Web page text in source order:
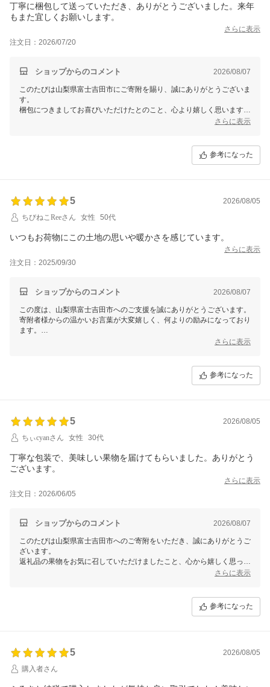
丁寧に梱包して送っていただき、ありがとうございました。来年
もまた宜しくお願いします。
さらに表示
注文日：2026/07/20
ショップからのコメント 2026/08/07
このたびは山梨県富士吉田市にご寄附を賜り、誠にありがとうございま
す。
梱包につきましてお喜びいただけたとのこと、心より嬉しく思います。
さらに表示
参考になった
5
2026/08/05
ちびねこReeさん
女性 50代
いつもお荷物にこの土地の思いや暖かさを感じています。
さらに表示
注文日：2025/09/30
ショップからのコメント 2026/08/07
この度は、山梨県富士吉田市へのご支援を誠にありがとうございます。
寄附者様からの温かいお言葉が大変嬉しく、何よりの励みになっており
ます。
これからも嬉しいお言葉を励みに皆様に選ばれる返礼品づくりに励んで
さらに表示
参考になった
5
2026/08/05
ちぃcyanさん
女性 30代
丁寧な包装で、美味しい果物を届けてもらいました。ありがとう
ございます。
さらに表示
注文日：2026/06/05
ショップからのコメント 2026/08/07
このたびは山梨県富士吉田市へのご寄附をいただき、誠にありがとうご
ざいます。
返礼品の果物をお気に召していただけましたこと、心から嬉しく思って
引き続き山梨県富士吉田市をどうぞよろしくお願いいたします。
さらに表示
参考になった
5
2026/08/05
購入者さん